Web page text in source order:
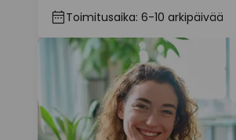
Toimitusaika: 6-10 arkipäivää